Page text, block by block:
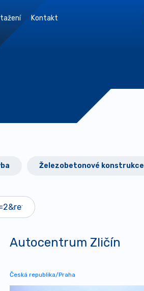
Kontakt
Železobetonové konstrukce
Autocentrum Zličín
Česká republika/Praha